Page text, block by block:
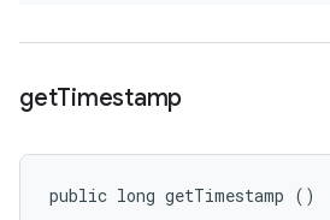
getTimestamp
public long getTimestamp ()